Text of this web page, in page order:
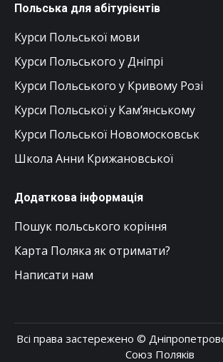
Польська для абітурієнтів
Курси Польської мови
Курси Польського у Дніпрі
Курси Польського у Кривому Розі
Курси Польської у Кам’янському
Курси Польської Новомосковськ
Школа Анни Крижановської
Додаткова інформація
Пошук польського коріння
Карта Поляка як отримати?
Написати нам
Всі права застережено ©
Союз Поляків